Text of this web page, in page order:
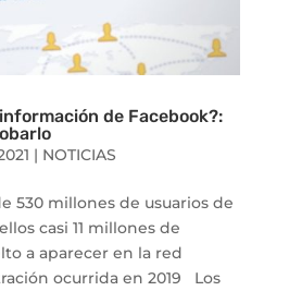
de Facebook?:
| NOTICIAS
530 millones de usuarios de
casi 11 millones de
a aparecer en la red
ocurrida en 2019 Los